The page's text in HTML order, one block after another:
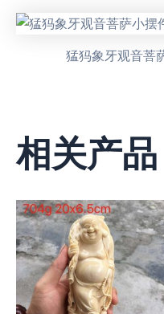
猛犸象牙观音菩
相关产品